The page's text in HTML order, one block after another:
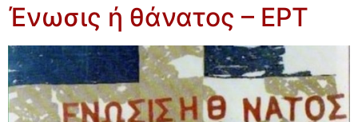
Ένωσις ή θάνατος – ΕΡΤ